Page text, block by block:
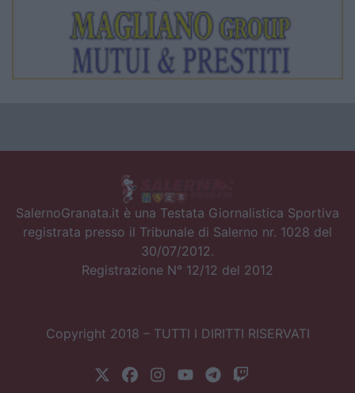
SalernoGranata.it è una Testata Giornalistica Sportiva
registrata presso il Tribunale di Salerno nr. 1028 del
30/07/2012.
Registrazione N° 12/12 del 2012
Copyright 2018 – TUTTI I DIRITTI RISERVATI